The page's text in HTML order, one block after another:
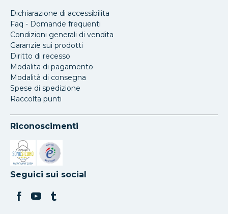
Dichiarazione di accessibilita
Faq - Domande frequenti
Condizioni generali di vendita
Garanzie sui prodotti
Diritto di recesso
Modalita di pagamento
Modalità di consegna
Spese di spedizione
Raccolta punti
Riconoscimenti
Si apre in una nuova scheda
Si apre in una nuova scheda
Seguici sui social